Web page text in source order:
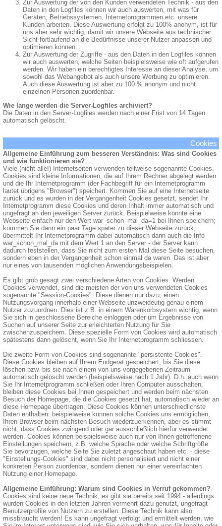
Zur Auswertung der von den Kunden verwendeten Technik - aus den
Daten in den Logfiles können wir auch auswerten, mit was für
Geräten, Betriebssystemen, Internetprogrammen etc. unsere
Kunden arbeiten. Diese Auswertung erfolgt zu 100% anonym, ist für
uns aber sehr wichtig, damit wir unsere Webseite aus technischer
Sicht fortlaufend an die Bedürfnisse unserer Nutzer anpassen und
optimieren können.
Zur Auswertung der Zugriffe - aus den Daten in den Logfiles können
wir auch auswerten, welche Seiten beispielsweise wie oft aufgerufen
werden. Wir haben ein berechtigtes Interesse an dieser Analyse, um
sowohl das Webangebot als auch unsere Werbung zu optimieren.
Auch diese Auswertung ist aber zu 100 % anonym und nicht
einzelnen Personen zuordenbar.
Wie lange werden die Server-Logfiles archiviert?
Die Daten in den Server-Logfiles werden nach einer Frist von 14 Tagen
automatisch gelöscht.
Cookies
Allgemeine Einführung zum besseren Verständnis: Was sind Cookies
und wie funktionieren sie?
Viele (nicht alle!) Internetseiten verwenden teilweise sogenannte Cookies.
Cookies sind kleine Informationen, die auf Ihrem Rechner abgelegt werden
und die Ihr Internetprogramm (der Fachbegriff für ein Internetprogramm
lautet übrigens "Browser") speichert. Kommen Sie auf eine Internetseite
zurück und es wurden in der Vergangenheit Cookies gesetzt, sendet Ihr
Internetprogramm diese Cookies und deren Inhalt immer automatisch und
ungefragt an den jeweiligen Server zurück. Beispielweise könnte eine
Webseite einfach nur den Wert war_schon_mal_da=1 bei Ihnen speichern;
kommen Sie dann ein paar Tage später zu dieser Webseite zurück,
übermittelt Ihr Internetprogramm dabei automatisch dann auch die Info
war_schon_mal_da mit dem Wert 1 an den Server - der Server kann
dadurch feststellen, dass Sie nicht zum ersten Mal diese Seite besuchen,
sondern eben in der Vergangenheit schon einmal da waren. Das ist aber
nur eines von tausenden möglichen Anwendungsbeispielen.
Es gibt grob gesagt zwei verschiedene Arten von Cookies. Werden
Cookies verwendet, sind die meisten der von uns verwendeten Cookies
sogenannte "Session-Cookies". Diese dienen nur dazu, einen
Nutzungsvorgang innerhalb einer Webseite unzweideutig genau einem
Nutzer zuzuordnen. Dies ist z.B. in einem Warenkorbsystem wichtig, wenn
Sie sich in geschlossene Bereiche einloggen oder um Ergebnisse von
Suchen auf unserer Seite zur erleichterten Nutzung für Sie
zwischenzuspeichern. Diese spezielle Form von Cookies wird automatisch
spätestens dann gelöscht, wenn Sie Ihr Internetprogramm schliessen.
Die zweite Form von Cookies sind sogenannte "persistente Cookies".
Diese Cookies bleiben auf Ihrem Endgerät gespeichert, bis Sie diese
löschen bzw. bis sie nach einem von uns vorgegebenen Zeitraum
automatisch gelöscht werden (beispielsweise nach 1 Jahr). D.h. auch wenn
Sie Ihr Internetprogramm schließen oder Ihren Computer ausschalten,
bleiben diese Cookies bei Ihnen gespeichert und werden beim nächsten
Besuch der Homepage, die die Cookies gesetzt hat, automatisch wieder an
diese Homepage übertragen. Diese Cookies können unterschiedlichste
Daten enthalten: beispielweise können solche Cookies uns ermöglichen,
Ihren Browser beim nächsten Besuch wiederzuerkennen, aber es stimmt
nicht, dass Cookies zwingend oder gar ausschließlich hierfür verwendet
werden. Cookies können beispielsweise auch nur von Ihnen getroffenene
Einstellungen speichern, z.B. welche Sprache oder welche Schriftgröße
Sie bevorzugen, welche Seite Sie zuletzt angeschaut haben etc. - diese
"Einstellungs-Cookies" sind dabei nicht personalisiert und nicht einer
konkreten Person zuordenbar, sondern dienen nur einer vereinfachten
Nutzung einer Homepage.
Allgemeine Einführung: Warum sind Cookies in Verruf gekommen?
Cookies sind keine neue Technik, es gibt sie bereits seit 1994 - allerdings
wurden Cookies in den letzten Jahren vermehrt dazu genutzt, ungefragt
Benutzerprofile von Nutzern zu erstellen. Diese Technik kann also
missbraucht werden! Es kann ungefragt verfolgt und ermittelt werden, wie